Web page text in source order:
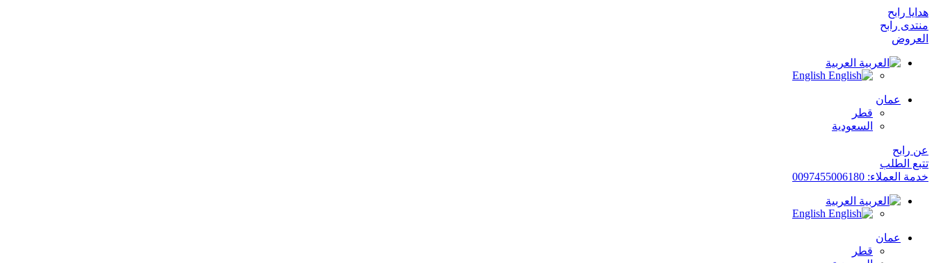
هدايا رابح
منتدى رابح
العروض
العربية
English
عمان
قطر
السعودية
عن رابح
تتبع الطلب
خدمة العملاء: 0097455006180
العربية
English
عمان
قطر